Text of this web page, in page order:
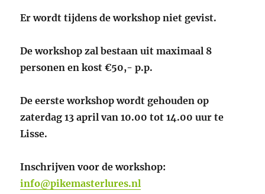
Er wordt tijdens de workshop niet gevist.
De workshop zal bestaan uit maximaal 8
personen en kost €50,- p.p.
De eerste workshop wordt gehouden op
zaterdag 13 april van 10.00 tot 14.00 uur te
Lisse.
Inschrijven voor de workshop:
info@pikemasterlures.nl